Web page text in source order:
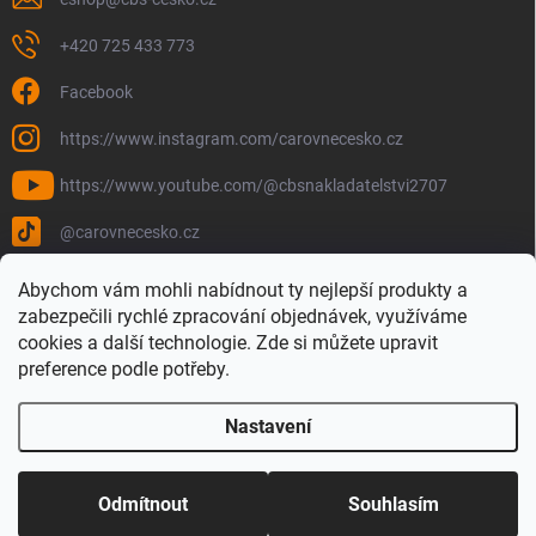
Abychom vám mohli nabídnout ty nejlepší produkty a
zabezpečili rychlé zpracování objednávek, využíváme
cookies a další technologie. Zde si můžete upravit
preference podle potřeby.
Nastavení
Odmítnout Souhlasím
+420 725 433 773
Facebook
https://www.instagram.com/carovnecesko.cz
https://www.youtube.com/@cbsnakladatelstvi2707
@carovnecesko.cz
Vytvořil Shoptet
Copyright 2026Čarovné Česko - Knihy, Mapy a Mapová móda. Všechna
práva vyhrazena.
Upravit nastavení cookies